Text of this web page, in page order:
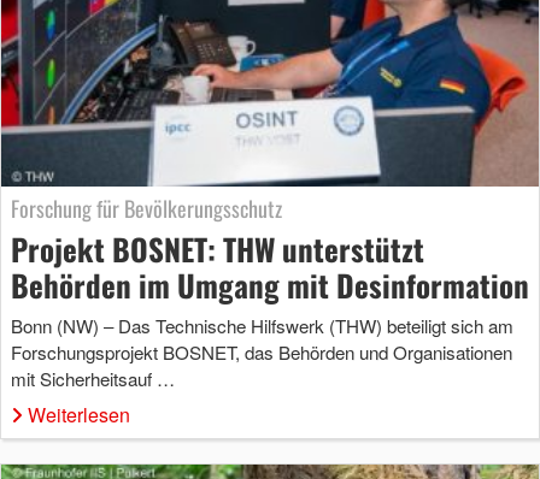
Forschung für Bevölkerungsschutz
Projekt BOSNET: THW unterstützt
Behörden im Umgang mit Desinformation
Bonn (NW) – Das Technische Hilfswerk (THW) beteiligt sich am
Forschungsprojekt BOSNET, das Behörden und Organisationen
mit Sicherheitsauf …
Weiterlesen